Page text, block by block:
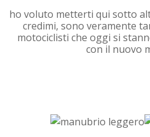
ho voluto metterti qui sotto
credimi, sono veramente
motociclisti che oggi si
con il nuovo